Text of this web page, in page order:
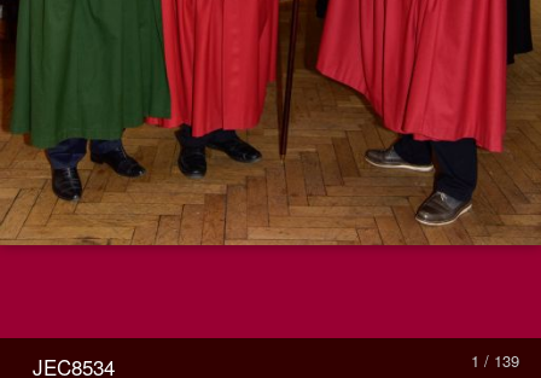
1 / 139
_JEC8534